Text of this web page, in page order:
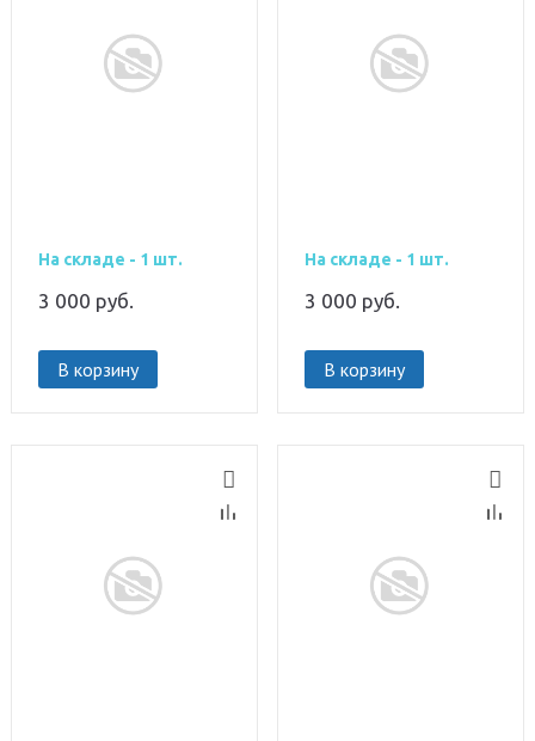
На складе - 1 шт.
3 000 руб.
В корзину
На складе - 1 шт.
3 000 руб.
В корзину